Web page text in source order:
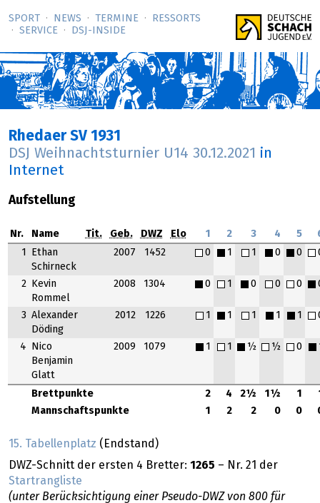
SPORT NEWS TERMINE
RESSORTS
SERVICE
DSJ-­INSIDE
Rhedaer SV 1931
DSJ Weihnachtsturnier U14 30.12.2021 in
Internet
Aufstellung
Nr. Name Tit. Geb. DWZ Elo 1 2 3 4 5
Brettpunkte 2 4 2½ 1½ 1
Mannschaftspunkte
1 2 2 0 0
1
Ethan
Schirneck
2007 1452 0 1 1 0 0
2
Kevin
Rommel
2008 1304 0 1 0 0 0
3 Alexander
Döding
2012 1226 1 1 1 1 1
4
Nico
Benjamin
Glatt
2009 1079 1 1 ½ ½ 0
15. Tabellenplatz (Endstand)
DWZ-Schnitt der ersten 4 Bretter: 1265 – Nr. 21 der
Startrangliste
(unter Berücksichtigung einer Pseudo-DWZ von 800 für